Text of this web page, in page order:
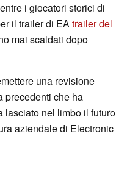
i giocatori storici di
il trailer di EAtrailer del
mai scaldati dopo
una revisione
precedenti che ha
lasciato nel limbo il futuro
aziendale di Electronic